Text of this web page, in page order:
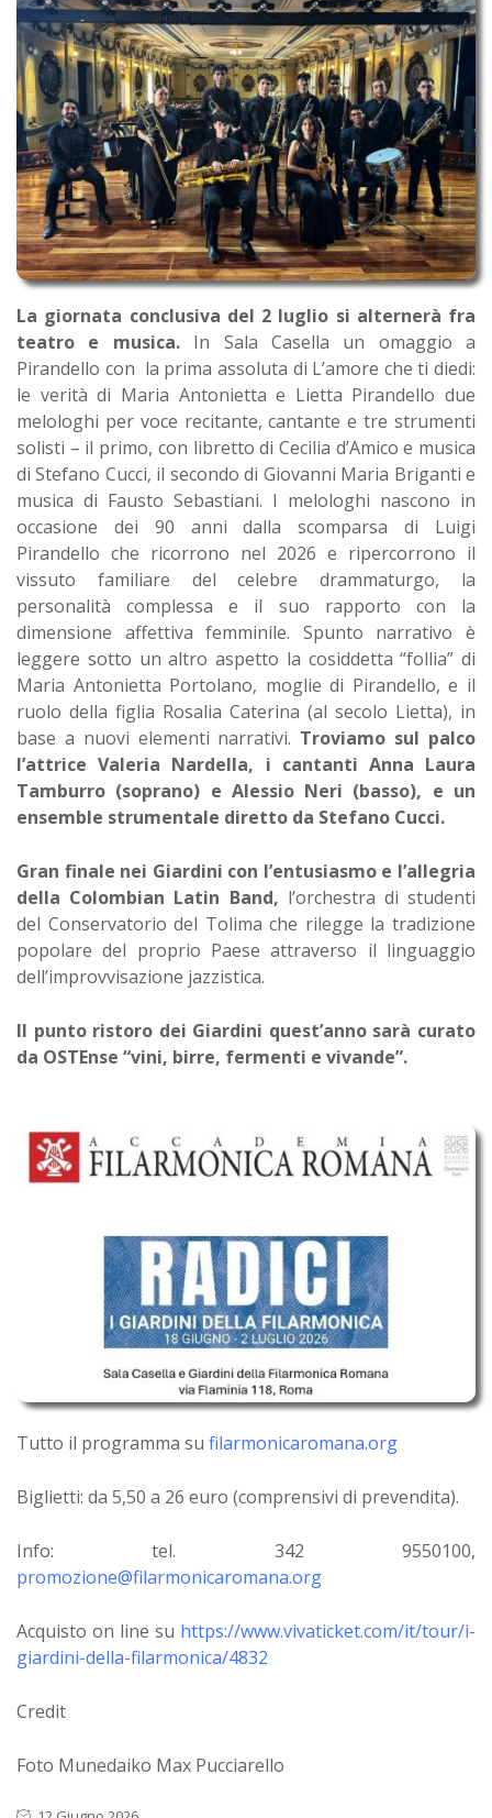
La giornata conclusiva del 2 luglio si alternerà fra
teatro e musica.In Sala Casella un omaggio a
Pirandello con la prima assoluta di L’amore che ti diedi:
le verità di Maria Antonietta e Lietta Pirandello due
melologhi per voce recitante, cantante e tre strumenti
solisti – il primo, con libretto di Cecilia d’Amico e musica
di Stefano Cucci, il secondo di Giovanni Maria Briganti e
musica di Fausto Sebastiani. I melologhi nascono in
occasione dei 90 anni dalla scomparsa di Luigi
Pirandello che ricorrono nel 2026 e ripercorrono il
vissuto familiare del celebre drammaturgo, la
personalità complessa e il suo rapporto con la
dimensione affettiva femminile. Spunto narrativo è
leggere sotto un altro aspetto la cosiddetta “follia” di
Maria Antonietta Portolano, moglie di Pirandello, e il
ruolo della figlia Rosalia Caterina (al secolo Lietta), in
base a nuovi elementi narrativi. Troviamo sul palco
l’attrice Valeria Nardella, i cantanti Anna Laura
Tamburro (soprano) e Alessio Neri (basso), e un
ensemble strumentale diretto da Stefano Cucci.
Gran finale nei Giardini con l’entusiasmo e l’allegria
della Colombian Latin Band, l’orchestra di studenti
del Conservatorio del Tolima che rilegge la tradizione
popolare del proprio Paese attraverso il linguaggio
dell’improvvisazione jazzistica.
Il punto ristoro dei Giardini quest’anno sarà curato
da OSTEnse “vini, birre, fermenti e vivande”.
Tutto il programma su filarmonicaromana.org
Biglietti: da 5,50 a 26 euro (comprensivi di prevendita).
Info: tel. 342 9550100,
promozione@filarmonicaromana.org
Acquisto on line su https://www.vivaticket.com/it/tour/i-
giardini-della-filarmonica/4832
Credit
Foto Munedaiko Max Pucciarello